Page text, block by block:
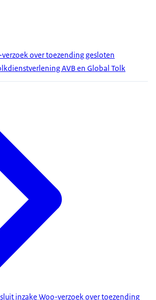
over toezending gesloten
AVB en Global Tolk
inzake Woo-verzoek over toezending